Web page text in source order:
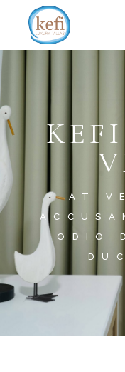
AT
ODIO